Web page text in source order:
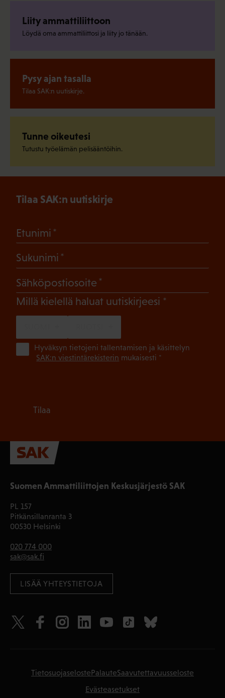
Liity ammattiliittoon
Löydä oma ammattiliittosi ja liity jo tänään.
Pysy ajan tasalla
Tilaa SAK:n uutiskirje.
Tunne oikeutesi
Tutustu työelämän pelisääntöihin.
Suomen Ammattiliittojen Keskusjärjestö SAK
PL 157
Pitkänsillanranta 3
00530 Helsinki
020 774 000
sak@sak.fi
LISÄÄ YHTEYSTIETOJA
Tilaa SAK:n uutiskirje
Etunimi
Sukunimi
Sähköpostiosoite
Millä kielellä haluat uutiskirjeesi (Pakollinen)
Hyväksyn tietojeni tallentamisen ja käsittelyn
SAK:n viestintärekisterin mukaisesti *
Tilaa
TietosuojaselostePalauteSaavutettavuusseloste
Evästeasetukset